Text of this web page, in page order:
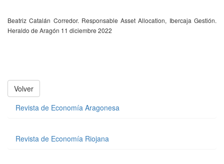
Beatriz Catalán Corredor. Responsable Asset Allocation, Ibercaja Gestión.
Heraldo de Aragón 11 diciembre 2022
Volver
Revista de Economía Aragonesa
Revista de Economía Riojana